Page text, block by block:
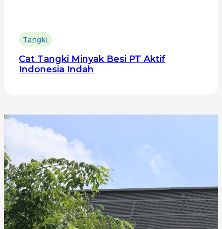
Tangki
Cat Tangki Minyak Besi PT Aktif
Indonesia Indah